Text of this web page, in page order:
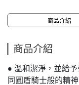
商品介紹
商品介紹
● 溫和潔淨，並給
同圓盾騎士般的精神